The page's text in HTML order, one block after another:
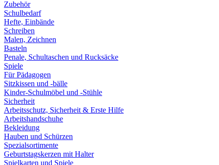
Zubehör
Schulbedarf
Hefte, Einbände
Schreiben
Malen, Zeichnen
Basteln
Penale, Schultaschen und Rucksäcke
Spiele
Für Pädagogen
Sitzkissen und -bälle
Kinder-Schulmöbel und -Stühle
Sicherheit
Arbeitsschutz, Sicherheit & Erste Hilfe
Arbeitshandschuhe
Bekleidung
Hauben und Schürzen
Spezialsortimente
Geburtstagskerzen mit Halter
Spielkarten und Spiele